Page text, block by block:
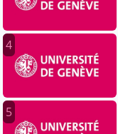
4
5